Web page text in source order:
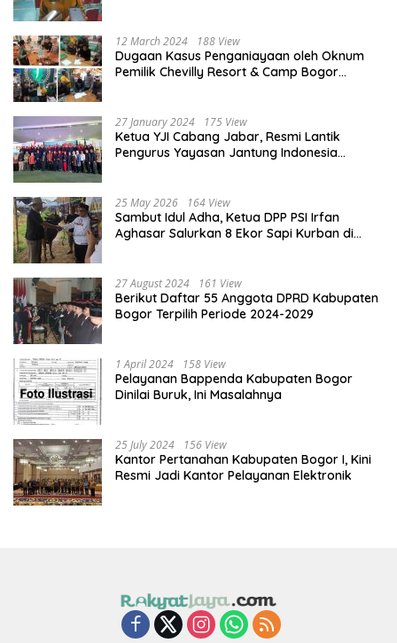
12 March 2024 188 View
Dugaan Kasus Penganiayaan oleh Oknum
Pemilik Chevilly Resort & Camp Bogor
27 January 2024 175 View
Ketua YJI Cabang Jabar, Resmi Lantik
Pengurus Yayasan Jantung Indonesia
25 May 2026 164 View
Sambut Idul Adha, Ketua DPP PSI Irfan
Aghasar Salurkan 8 Ekor Sapi Kurban di
27 August 2024 161 View
Berikut Daftar 55 Anggota DPRD Kabupaten
Bogor Terpilih Periode 2024-2029
1 April 2024 158 View
Pelayanan Bappenda Kabupaten Bogor
Dinilai Buruk, Ini Masalahnya
25 July 2024 156 View
Kantor Pertanahan Kabupaten Bogor I, Kini
Resmi Jadi Kantor Pelayanan Elektronik